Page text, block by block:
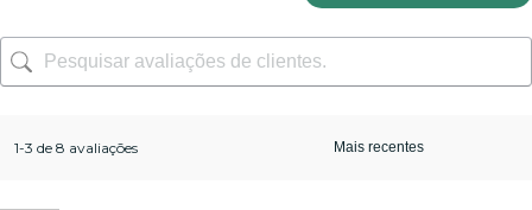
1-3 de 8 avaliações